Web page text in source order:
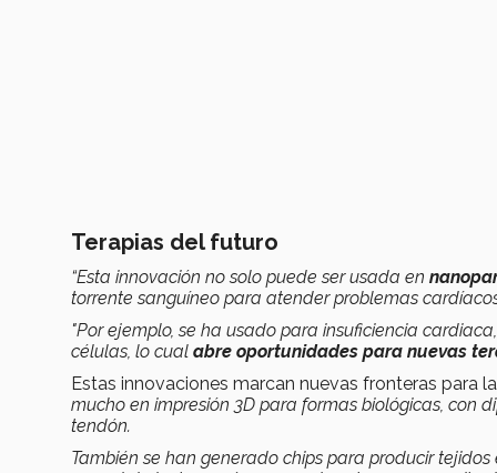
Terapias del futuro
“Esta innovación no solo puede ser usada en
torrente sanguíneo para atender problemas
"Por ejemplo, se ha usado para insuficiencia
células, lo cual abre oportunidades para nuevas
Estas innovaciones marcan nuevas fronteras para
mucho en impresión 3D para formas biológicas, con
tendón.
También se han generado chips para producir